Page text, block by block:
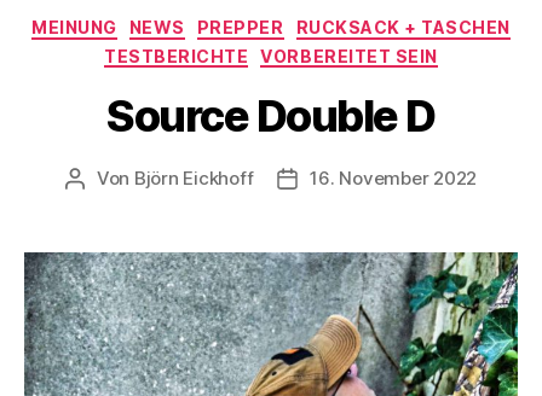
Kategorien
MEINUNG NEWS PREPPER
RUCKSACK + TASCHEN
TESTBERICHTE
VORBEREITET SEIN
Source Double D
Beitragsautor
Von Björn Eickhoff Veröffentlichungsdatum
16. November 2022